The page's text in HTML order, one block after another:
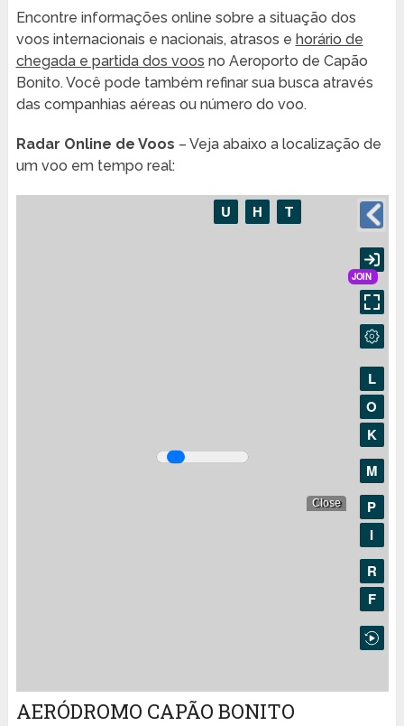
Encontre informações online sobre a situação dos
voos internacionais e nacionais, atrasos e horário de
chegada e partida dos voos no Aeroporto de Capão
Bonito. Você pode também refinar sua busca através
das companhias aéreas ou número do voo.
Radar Online de Voos – Veja abaixo a localização de
um voo em tempo real:
AERÓDROMO CAPÃO BONITO